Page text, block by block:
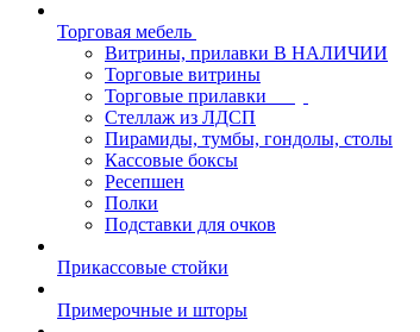
Торговая мебель
Витрины, прилавки В НАЛИЧИИ
Торговые витрины
Торговые прилавки
Стеллаж из ЛДСП
Пирамиды, тумбы, гондолы, столы
Кассовые боксы
Ресепшен
Полки
Подставки для очков
Прикассовые стойки
Примерочные и шторы